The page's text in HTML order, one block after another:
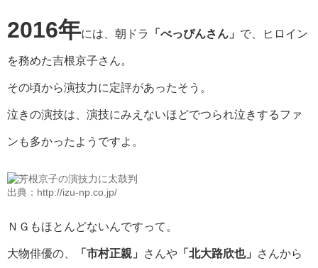
2016年には、朝ドラ 「べっぴんさん」 で、ヒロイン
を務めた吉根京子さん。
その頃から演技力に定評があったそう。
泣きの演技は、演技にみえないほどでつられ泣きするファ
ンも多かったようですよ。
出典：http://izu-np.co.jp/
ＮＧもほとんどないんですって。
大物俳優の、 「市村正親」 さんや 「北大路欣也」 さんから